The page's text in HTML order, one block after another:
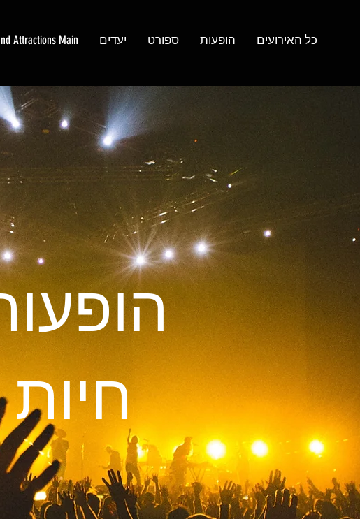
כל האירועים הופעות ספורט יעדים Attractions Main
חיות